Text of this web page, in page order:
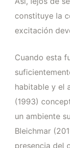
constituye la
excitación
Cuando esta
habitable y el
(1993)
un ambiente
Bleichmar
presencia del